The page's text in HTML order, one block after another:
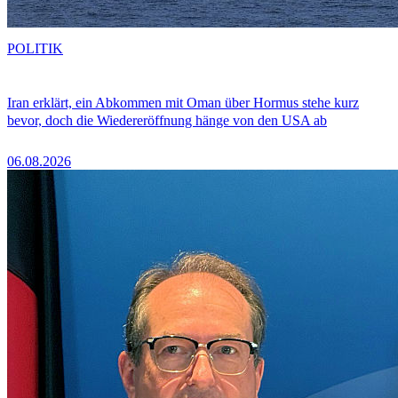
Iran erklärt, ein Abkommen mit Oman über Hormus stehe kurz
bevor, doch die Wiedereröffnung hänge von den USA ab
06.08.2026
POLITIK